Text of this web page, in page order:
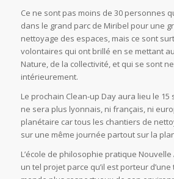
Ce ne sont pas moins de 30 personnes
dans le grand parc de Miribel pour une
nettoyage des espaces, mais ce sont
volontaires qui ont brillé en se mettant
Nature, de la collectivité, et qui se sont
intérieurement.
Le prochain Clean-up Day aura lieu le 15
ne sera plus lyonnais, ni français, ni
planétaire car tous les chantiers de
sur une même journée partout sur la
L’école de philosophie pratique
un tel projet parce qu’il est porteur